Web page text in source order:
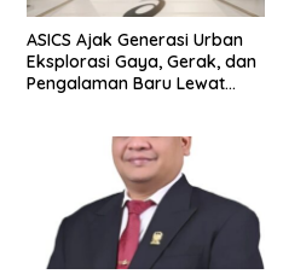
ASICS Ajak Generasi Urban
Eksplorasi Gaya, Gerak, dan
Pengalaman Baru Lewat